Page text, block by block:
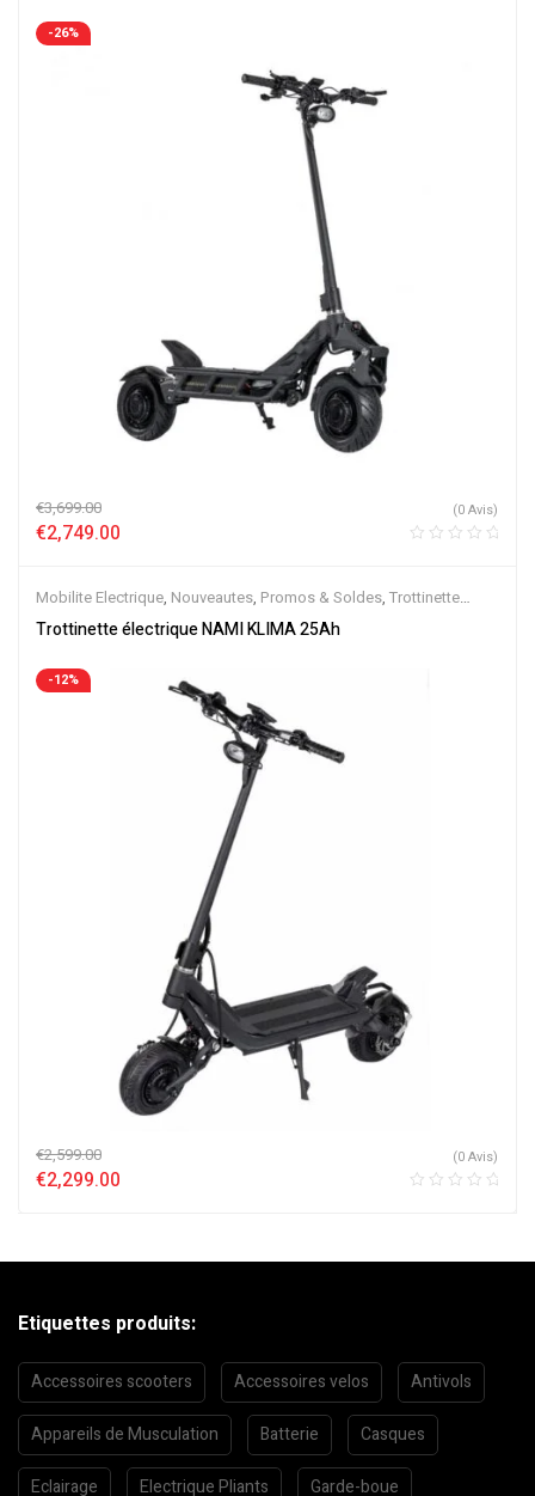
-26%
€3,699.00
€2,749.00
(0 Avis)
Mobilite Electrique, Nouveautes, Promos & Soldes, Trottinette
Electrique
Trottinette électrique NAMI KLIMA 25Ah
-12%
€2,599.00
€2,299.00
(0 Avis)
Etiquettes produits:
Accessoires scooters Accessoires velos Antivols
Appareils de Musculation Batterie Casques
Eclairage Electrique Pliants Garde-boue